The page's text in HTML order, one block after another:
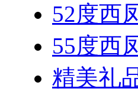
52度西
55度西
精美礼